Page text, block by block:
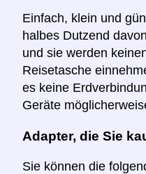
Einfach, klein und
halbes Dutzend
und sie werden
Reisetasche
es keine
Geräte
Adapter, die Sie
Sie können die